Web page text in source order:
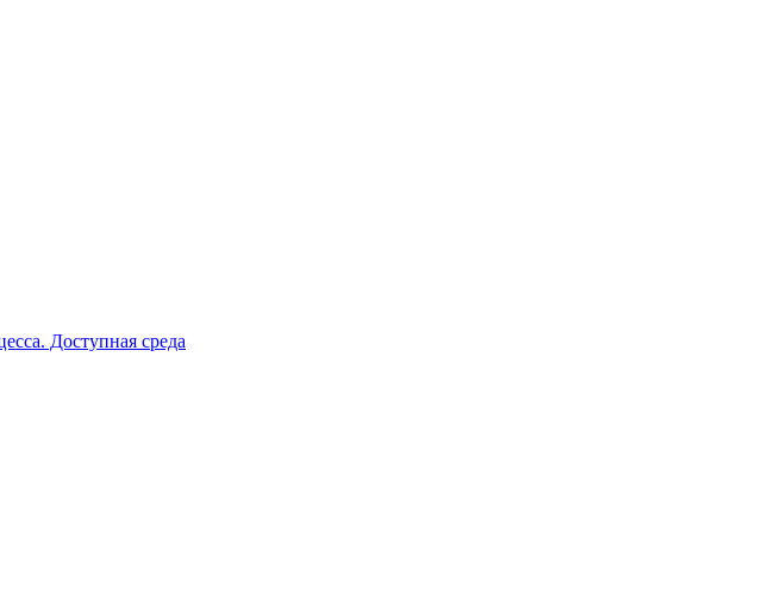
Доступная среда